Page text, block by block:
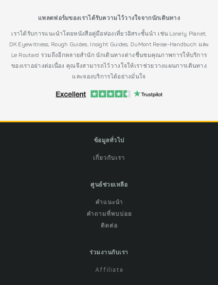
แพลตฟอร์มของเราได้รับความไว้วางใจจากนักเดินทาง
เราได้รับการแนะนำโดยหนังสือคู่มือท่องเที่ยวอิสระชั้นนำ เช่น Lonely Planet,
DK Eyewitness, Rough Guides, Insight Guides, DuMont Reise-Handbuch และ
Le Routard รวมถึงอีกหลายสำนัก นักเดินทางต่างชื่นชมคุณภาพการให้บริการ
ของเราอย่างต่อเนื่อง คุณจึงสามารถไว้วางใจให้เราช่วยวางแผนการเดินทาง
และจองบริการได้อย่างมั่นใจ
ข้อมูลทั่วไป
เกี่ยวกับเรา
ศูนย์ช่วยเหลือ
คำแนะนำ
คำถามที่พบบ่อย
ติดต่อ
ร่วมงานกับเรา
Affiliate